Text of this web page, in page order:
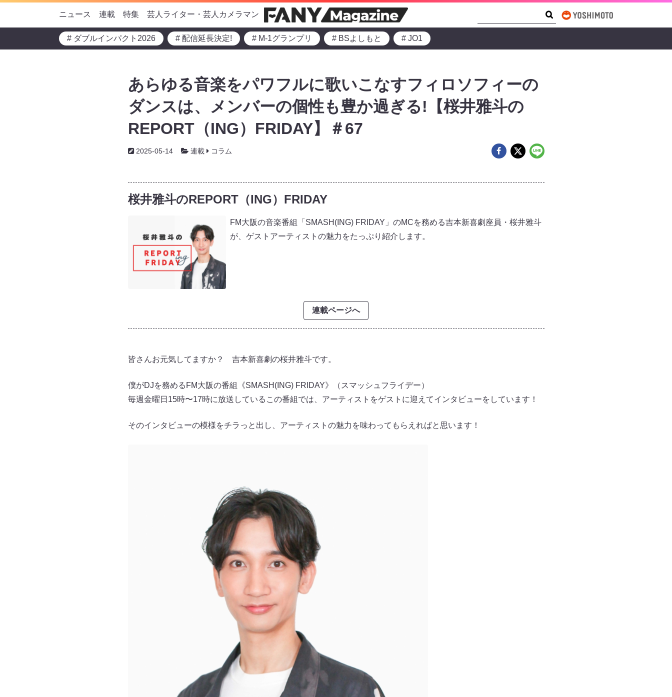
ニュース 連載 特集 芸人ライター・芸人カメラマン
# ダブルインパクト2026 # 配信延長決定! # M-1グランプリ # BSよしもと # JO1
あらゆる音楽をパワフルに歌いこなすフィロソフィーの
ダンスは、メンバーの個性も豊か過ぎる!【桜井雅斗の
REPORT（ING）FRIDAY】＃67
2025-05-14 連載 コラム
桜井雅斗のREPORT（ING）FRIDAY
FM大阪の音楽番組「SMASH(ING) FRIDAY」のMCを務める吉本新喜劇座員・桜井雅斗
が、ゲストアーティストの魅力をたっぷり紹介します。
連載ページへ
皆さんお元気してますか？ 吉本新喜劇の桜井雅斗です。
僕がDJを務めるFM大阪の番組《SMASH(ING) FRIDAY》（スマッシュフライデー）
毎週金曜日15時〜17時に放送しているこの番組では、アーティストをゲストに迎えてインタビューをしています！
そのインタビューの模様をチラっと出し、アーティストの魅力を味わってもらえればと思います！